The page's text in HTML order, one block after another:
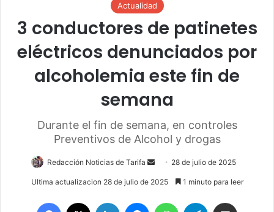
Actualidad
3 conductores de patinetes
eléctricos denunciados por
alcoholemia este fin de
semana
Durante el fin de semana, en controles
Preventivos de Alcohol y drogas
Redacción Noticias de Tarifa
S
e
d
28 de julio de 2025
Ultima actualizacion 28 de julio de 2025 1 minuto para leer